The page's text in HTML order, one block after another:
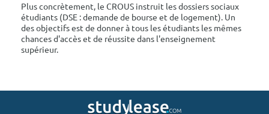
Plus concrètement, le CROUS instruit les dossiers sociaux
étudiants (DSE : demande de bourse et de logement). Un
des objectifs est de donner à tous les étudiants les mêmes
chances d'accès et de réussite dans l'enseignement
supérieur.